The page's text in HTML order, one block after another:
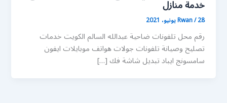
خدمة منازل
Rwan/28 يونيو، 2021
رقم محل تلفونات ضاحية عبدالله السالم الكويت خدمات
تصليح وصيانة تلفونات جولات هواتف موبايلات ايفون
سامسونج ايباد تبديل شاشة فك […]